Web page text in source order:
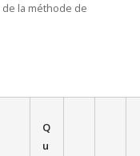
la méthode de
Q
u